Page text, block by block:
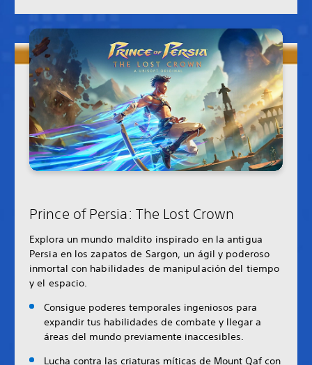
Prince of Persia: The Lost Crown
Explora un mundo maldito inspirado en la antigua
Persia en los zapatos de Sargon, un ágil y poderoso
inmortal con habilidades de manipulación del tiempo
y el espacio.
Consigue poderes temporales ingeniosos para
expandir tus habilidades de combate y llegar a
áreas del mundo previamente inaccesibles.
Lucha contra las criaturas míticas de Mount Qaf con